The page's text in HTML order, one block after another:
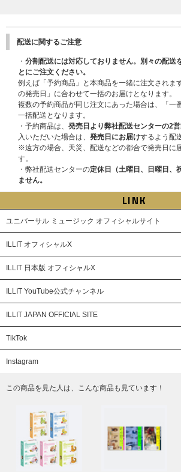
配送に関するご注意
・ 分割配送には対応しておりません。別々の配送
とにご注文ください。
例えば「予約商品」と本商品を一緒に注文されま
の発売日」に合わせて一括のお届けとなります。
複数の予約商品が同じ注文にあった場合は、「一
一括配送となります。
・予約商品は、 発売日より弊社配送センターの2
入いただいた場合は、 発売日にお届けするよう配
※遠方の場合、天災、配送などの都合で発売日に
す。
・弊社配送センターの定休日（土曜日、日曜日、
ません。
LINK
ユニバーサル ミュージック オフィシャルサイト
ILLIT オフィシャルX
ILLIT 日本版 オフィシャルX
ILLIT YouTube公式チャンネル
ILLIT JAPAN OFFICIAL SITE
TikTok
Instagram
この商品を見た人は、こんな商品も見ています！